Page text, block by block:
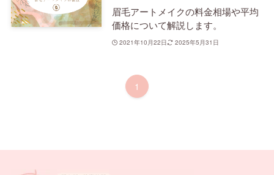
眉毛アートメイクの料金相場や平均
価格について解説します。
2021年10月22日 2025年5月31日
1